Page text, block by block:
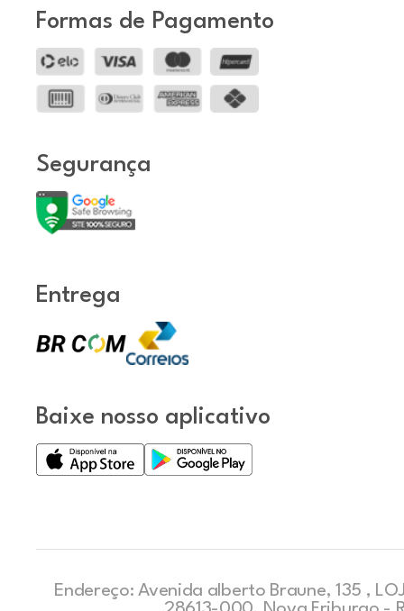
Formas de Pagamento
Segurança
Entrega
Baixe nosso aplicativo
Endereço: Avenida alberto Braune, 135 ,